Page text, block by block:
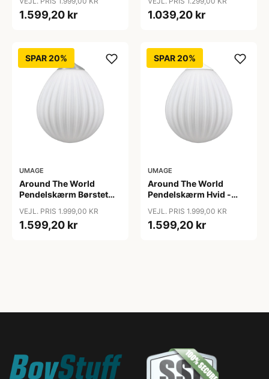
1.599,20 kr 1.039,20 kr
SPAR 20%
UMAGE
Around The World
Pendelskærm Børstet
VEJL. PRIS 1.999,00 KR
1.599,20 kr
SPAR 20%
UMAGE
Around The World
Pendelskærm Hvid -
VEJL. PRIS 1.999,00 KR
1.599,20 kr